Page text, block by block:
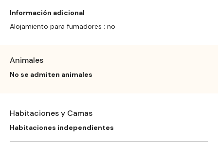
Información adicional
Alojamiento para fumadores : no
Animales
No se admiten animales
Habitaciones y Camas
Habitaciones independientes